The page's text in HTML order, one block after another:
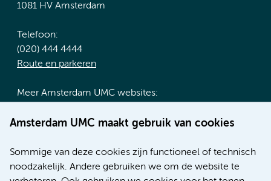
Amsterdam UMC maakt gebruik van cookies
Sommige van deze cookies zijn functioneel of technisch
noodzakelijk. Andere gebruiken we om de website te
1081 HV Amsterdam
Telefoon:
(020) 444 4444
Route en parkeren
Meer Amsterdam UMC websites:
Werken bij Amsterdam UMC
Nieuws
Research
Educatie locatie AMC